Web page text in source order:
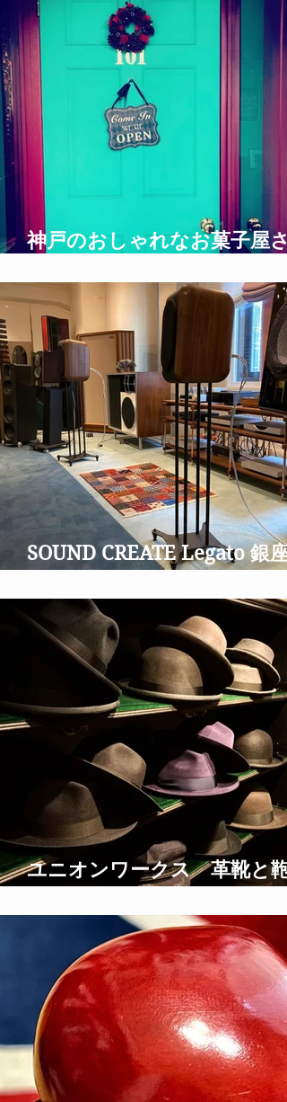
神戸のおしゃれなお菓子屋さ
SOUND CREATE Legato 銀座
ユニオンワークス 革靴と鞄